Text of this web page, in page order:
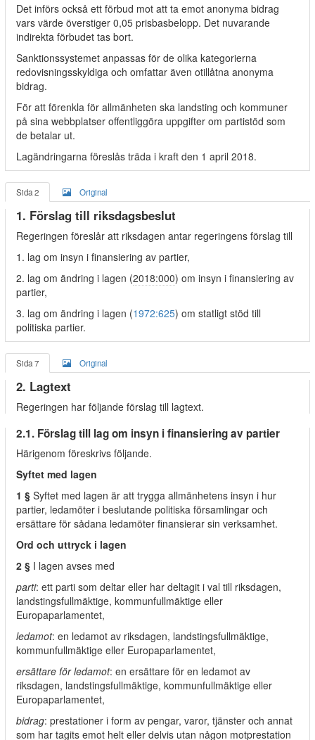
Det införs också ett förbud mot att ta emot anonyma bidrag
vars värde överstiger 0,05 prisbasbelopp. Det nuvarande
indirekta förbudet tas bort.
Sanktionssystemet anpassas för de olika kategorierna
redovisningsskyldiga och omfattar även otillåtna anonyma
bidrag.
För att förenkla för allmänheten ska landsting och kommuner
på sina webbplatser offentliggöra uppgifter om partistöd som
de betalar ut.
Lagändringarna föreslås träda i kraft den 1 april 2018.
Sida 2 Original
1. Förslag till riksdagsbeslut
Regeringen föreslår att riksdagen antar regeringens förslag till
1. lag om insyn i finansiering av partier,
2. lag om ändring i lagen (2018:000) om insyn i finansiering av
partier,
3. lag om ändring i lagen (1972:625) om statligt stöd till
politiska partier.
Sida 7 Original
2. Lagtext
Regeringen har följande förslag till lagtext.
2.1. Förslag till lag om insyn i finansiering av partier
Härigenom föreskrivs följande.
Syftet med lagen
1 § Syftet med lagen är att trygga allmänhetens insyn i hur
partier, ledamöter i beslutande politiska församlingar och
ersättare för sådana ledamöter finansierar sin verksamhet.
Ord och uttryck i lagen
2 § I lagen avses med
parti: ett parti som deltar eller har deltagit i val till riksdagen,
landstingsfullmäktige, kommunfullmäktige eller
Europaparlamentet,
ledamot: en ledamot av riksdagen, landstingsfullmäktige,
kommunfullmäktige eller Europaparlamentet,
ersättare för ledamot: en ersättare för en ledamot av
riksdagen, landstingsfullmäktige, kommunfullmäktige eller
Europaparlamentet,
bidrag: prestationer i form av pengar, varor, tjänster och annat
som har tagits emot helt eller delvis utan någon motprestation